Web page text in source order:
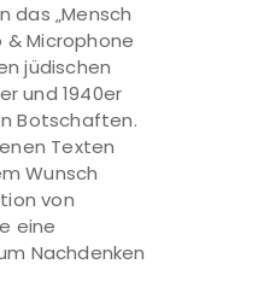
das „Mensch
& Microphone
jüdischen
und 1940er
Botschaften.
Texten
Wunsch
von
eine
Nachdenken